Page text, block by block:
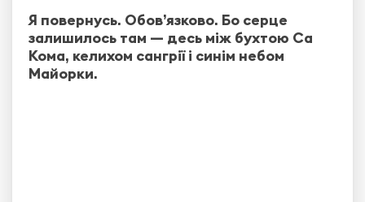
Я повернусь. Обов’язково. Бо серце
залишилось там — десь між бухтою Са
Кома, келихом сангрії і синім небом
Майорки.